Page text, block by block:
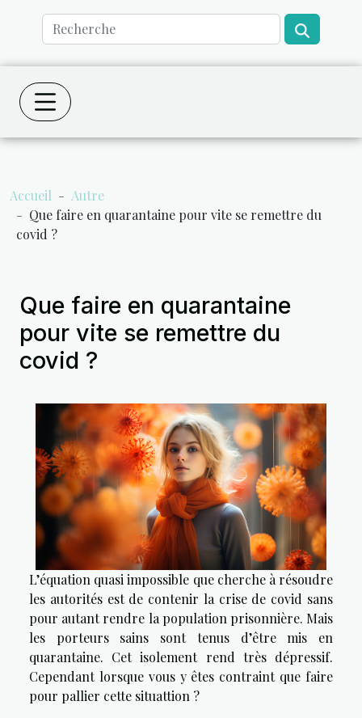
Accueil
Autre
Que faire en quarantaine pour vite se remettre du
covid ?
Que faire en quarantaine
pour vite se remettre du
covid ?
L’équation quasi impossible que cherche à résoudre
les autorités est de contenir la crise de covid sans
pour autant rendre la population prisonnière. Mais
les porteurs sains sont tenus d’être mis en
quarantaine. Cet isolement rend très dépressif.
Cependant lorsque vous y êtes contraint que faire
pour pallier cette situattion ?